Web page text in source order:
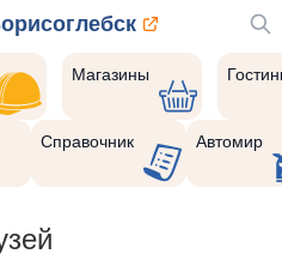
Магазины
Справочник Автомир